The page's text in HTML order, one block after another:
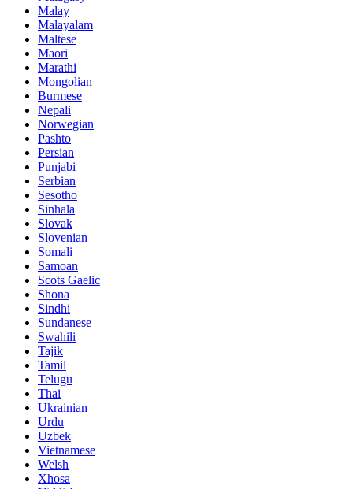
Malay
Malayalam
Maltese
Maori
Marathi
Mongolian
Burmese
Nepali
Norwegian
Pashto
Persian
Punjabi
Serbian
Sesotho
Sinhala
Slovak
Slovenian
Somali
Samoan
Scots Gaelic
Shona
Sindhi
Sundanese
Swahili
Tajik
Tamil
Telugu
Thai
Ukrainian
Urdu
Uzbek
Vietnamese
Welsh
Xhosa